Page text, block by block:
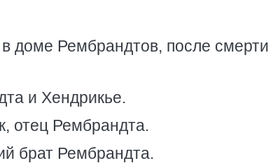
доме Рембрандтов, после смерти
и Хендрикье.
отец Рембрандта.
брат Рембрандта.